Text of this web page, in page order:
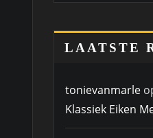
LAATSTE
tonievanmarle
Klassiek Eiken